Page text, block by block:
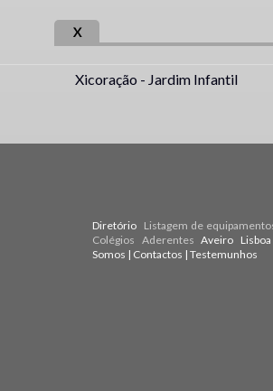
X
Xicoração - Jardim Infantil
Diretório Listagem de
Colégios Aderentes Aveiro Lisboa
Somos | Contactos | Testemunhos